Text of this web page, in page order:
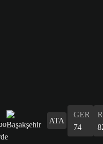
ATA
GER
74